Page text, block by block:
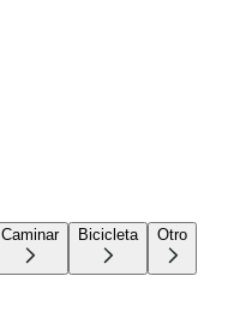
Caminar Bicicleta Otro